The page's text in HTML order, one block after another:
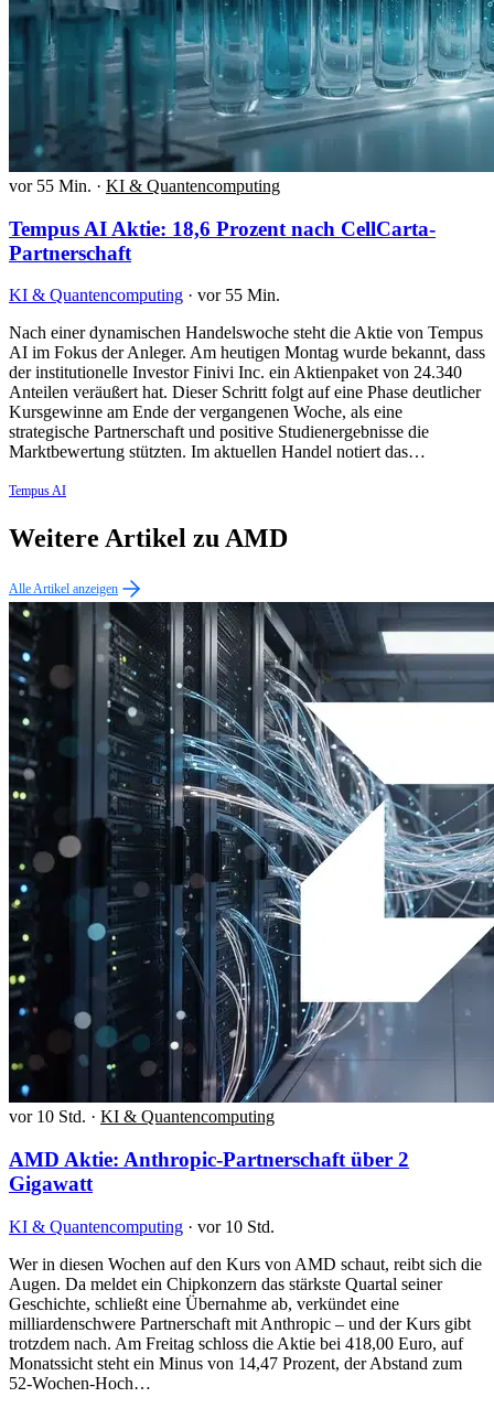
vor 55 Min. · KI & Quantencomputing
Tempus AI Aktie: 18,6 Prozent nach CellCarta-
Partnerschaft
KI & Quantencomputing · vor 55 Min.
Nach einer dynamischen Handelswoche steht die Aktie von Tempus
AI im Fokus der Anleger. Am heutigen Montag wurde bekannt, dass
der institutionelle Investor Finivi Inc. ein Aktienpaket von 24.340
Anteilen veräußert hat. Dieser Schritt folgt auf eine Phase deutlicher
Kursgewinne am Ende der vergangenen Woche, als eine
strategische Partnerschaft und positive Studienergebnisse die
Marktbewertung stützten. Im aktuellen Handel notiert das…
Tempus AI
Weitere Artikel zu AMD
Alle Artikel anzeigen
vor 10 Std. · KI & Quantencomputing
AMD Aktie: Anthropic-Partnerschaft über 2
Gigawatt
KI & Quantencomputing · vor 10 Std.
Wer in diesen Wochen auf den Kurs von AMD schaut, reibt sich die
Augen. Da meldet ein Chipkonzern das stärkste Quartal seiner
Geschichte, schließt eine Übernahme ab, verkündet eine
milliardenschwere Partnerschaft mit Anthropic – und der Kurs gibt
trotzdem nach. Am Freitag schloss die Aktie bei 418,00 Euro, auf
Monatssicht steht ein Minus von 14,47 Prozent, der Abstand zum
52-Wochen-Hoch…